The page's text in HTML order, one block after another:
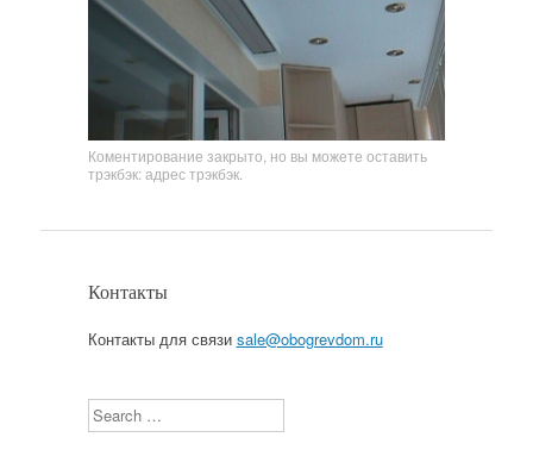
Коментирование закрыто, но вы можете оставить
трэкбэк:адрес трэкбэк.
Контакты
Контакты для связи sale@obogrevdom.ru
Search